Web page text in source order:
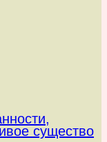
существо